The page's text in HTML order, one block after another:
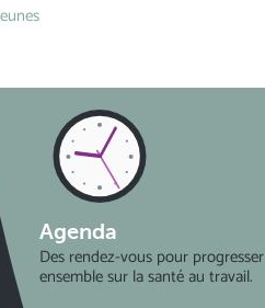
Agenda
Des rendez-vous pour progresser
ensemble sur la santé au travail.